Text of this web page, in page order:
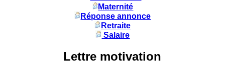
Maternité
Réponse annonce
Retraite
Salaire
Lettre motivation